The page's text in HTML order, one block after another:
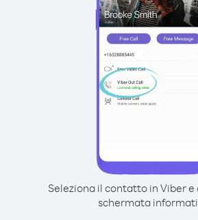
Seleziona il contatto in Viber
schermata